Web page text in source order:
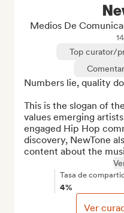
Medios De
Top curator/
Numbers lie, quality
This is the slogan of
values emerging
engaged Hip Hop
discovery, NewTone
content about the
Tasa de
4%
Ver